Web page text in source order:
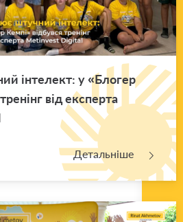
ін­те­лект: у «Бло­гер
від екс­пер­та
Детальніше